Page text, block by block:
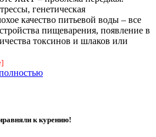
генетическая
качество питьевой воды – все
пищеварения, появление в
токсинов и шлаков или
к курению!